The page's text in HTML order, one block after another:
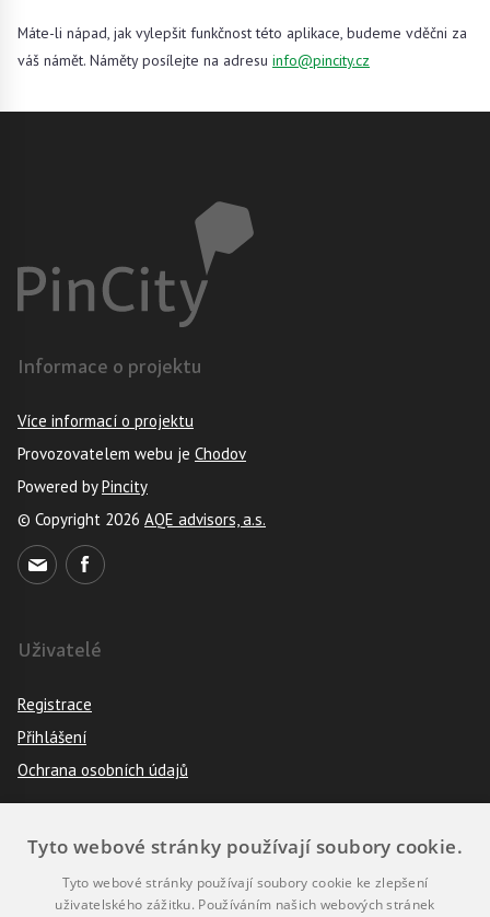
Máte-li nápad, jak vylepšit funkčnost této aplikace, budeme vděčni za
váš námět. Náměty posílejte na adresu info@pincity.cz
Informace o projektu
Více informací o projektu
Provozovatelem webu je Chodov
Powered byPincity
© Copyright 2026 AQE advisors, a.s.
Uživatelé
Registrace
Přihlášení
Ochrana osobních údajů
Pravidla
Návod k použití
Tyto webové stránky používají soubory cookie.
Tyto webové stránky používají soubory cookie ke zlepšení
uživatelského zážitku. Používáním našich webových stránek